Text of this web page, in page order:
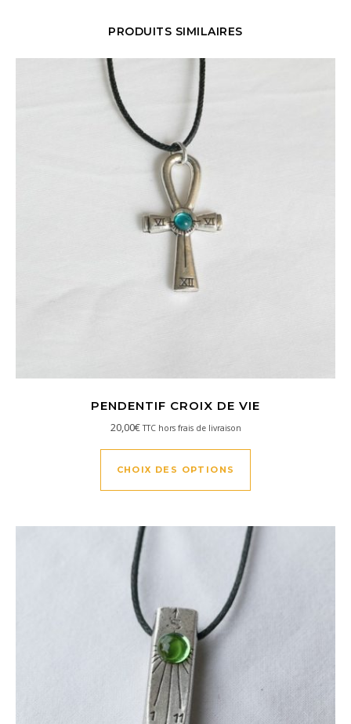
PRODUITS SIMILAIRES
PENDENTIF CROIX DE VIE
20,00€ TTC hors frais de livraison
CHOIX DES OPTIONS
Ce produit a